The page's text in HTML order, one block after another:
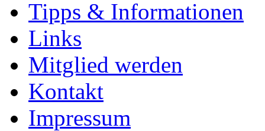
Tipps & Informationen
Links
Mitglied werden
Kontakt
Impressum